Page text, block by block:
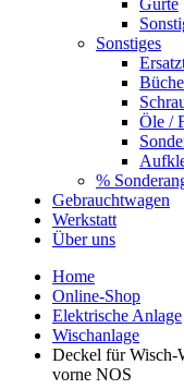
Sonstiges
Öle /
%
Gebrauchtwagen
Werkstatt
Über uns
Home
Online-Shop
Elektrische Anlage
Wischanlage
Deckel für Wisch-
vorne NOS